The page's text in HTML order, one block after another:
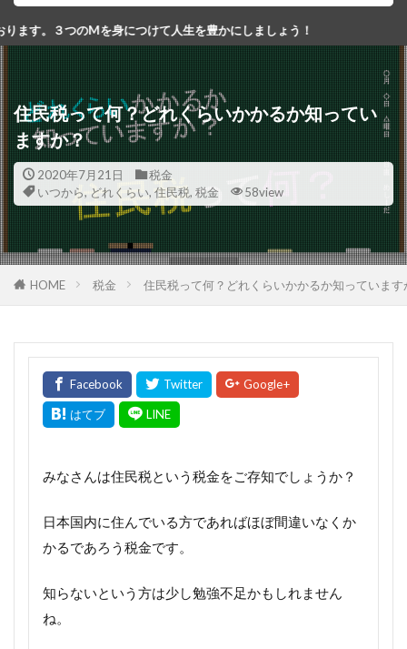
けて人生を豊かにしましょう！
住民税って何？どれくらいかかるか知ってい
ますか？
2020年7月21日
税金
いつから, どれくらい, 住民税, 税金 58view
HOME 税金 住民税って何？どれくらいかかるか知っています
みなさんは住民税という税金をご存知でしょうか？
日本国内に住んでいる方であればほぼ間違いなくか
かるであろう税金です。
知らないという方は少し勉強不足かもしれません
ね。